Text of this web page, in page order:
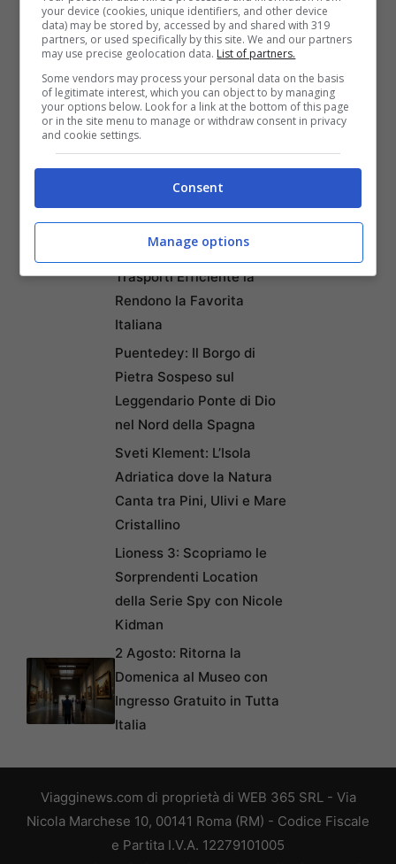
Articoli recentiRicominciare da Zero:
Ecco i 10 Paesi Migliori per
Trasferirsi e Lavorare da
Remoto secondo la Nuova
Napoli tra le Top 10 Città
2026: Cultura, Cibo e
Trasporti Efficiente la
Rendono la Favorita
Italiana
Puentedey: Il Borgo di
Pietra Sospeso sul
Leggendario Ponte di Dio
nel Nord della Spagna
Sveti Klement: L’Isola
Adriatica dove la Natura
Canta tra Pini, Ulivi e Mare
Cristallino
Lioness 3: Scopriamo le
Sorprendenti Location
della Serie Spy con Nicole
Kidman
2 Agosto: Ritorna la
Domenica al Museo con
Ingresso Gratuito in Tutta
Italia
Viagginews.com di proprietà di WEB 365 SRL - Via
Nicola Marchese 10, 00141 Roma (RM) - Codice Fiscale
e Partita I.V.A. 12279101005
your device (cookies, unique identifiers, and other device
data) may be stored by, accessed by and shared with 319
partners, or used specifically by this site. We and our partners
may use precise geolocation data. List of partners.
Some vendors may process your personal data on the basis
of legitimate interest, which you can object to by managing
your options below. Look for a link at the bottom of this page
or in the site menu to manage or withdraw consent in privacy
and cookie settings.
Consent
Manage options